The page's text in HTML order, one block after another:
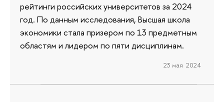
рейтинги российских университетов за 2024
год. По данным исследования, Высшая школа
экономики стала призером по 13 предметным
областям и лидером по пяти дисциплинам.
23 мая 2024